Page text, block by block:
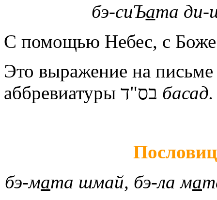
бэ-сиЪата
С помощью Небес, с
Это выражение на письме
аббревиатуры בס"ד басад.
бэ-мата шмай, бэ-ла ма